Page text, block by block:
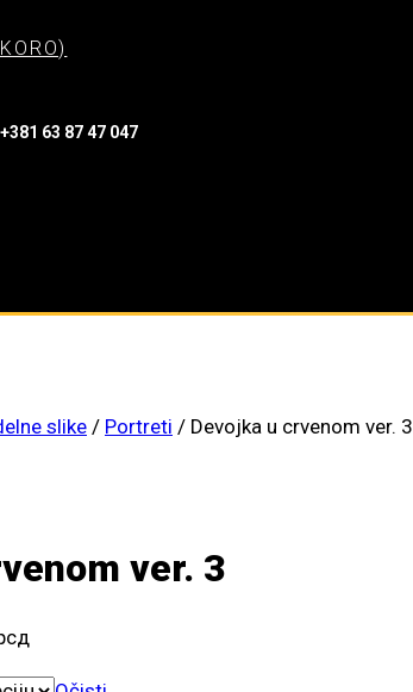
+381 63 87 47 047
slike / Portreti / Devojka u crvenom ver. 3
ver. 3
Raspon